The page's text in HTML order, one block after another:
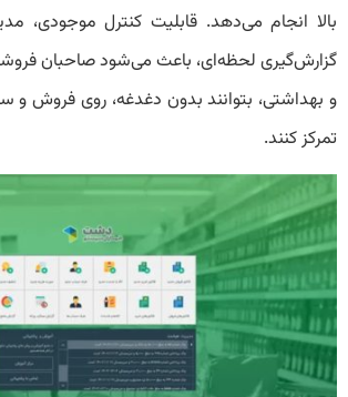
بالا انجام می‌دهد. قابلیت کنترل موجودی،
گزارش‌گیری لحظه‌ای، باعث می‌شود صاحبان
و بهداشتی، بتوانند بدون دغدغه، روی فروش و
تمرکز کنند.